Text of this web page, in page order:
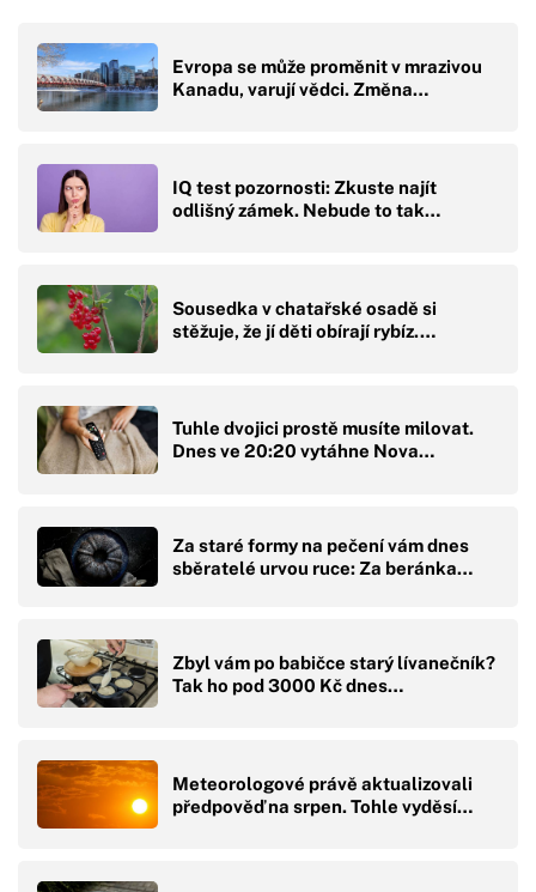
Evropa se může proměnit v mrazivou
Kanadu, varují vědci. Změna…
IQ test pozornosti: Zkuste najít
odlišný zámek. Nebude to tak…
Sousedka v chatařské osadě si
stěžuje, že jí děti obírají rybíz.…
Tuhle dvojici prostě musíte milovat.
Dnes ve 20:20 vytáhne Nova…
Za staré formy na pečení vám dnes
sběratelé urvou ruce: Za beránka…
Zbyl vám po babičce starý lívanečník?
Tak ho pod 3000 Kč dnes…
Meteorologové právě aktualizovali
předpověď na srpen. Tohle vyděsí…